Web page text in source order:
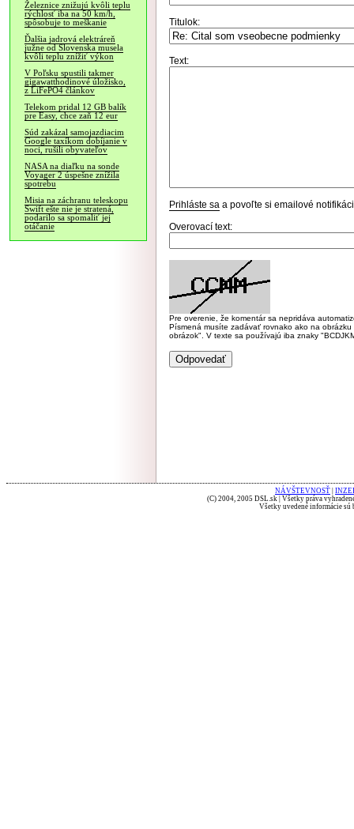
Železnice znižujú kvôli teplu
rýchlosť iba na 50 km/h,
spôsobuje to meškanie
Ďalšia jadrová elektráreň
južne od Slovenska musela
kvôli teplu znížiť výkon
V Poľsku spustili takmer
gigawatthodinové úložisko,
z LiFePO4 článkov
Telekom pridal 12 GB balík
pre Easy, chce zaň 12 eur
Súd zakázal samojazdiacim
Google taxíkom dobíjanie v
noci, rušili obyvateľov
NASA na diaľku na sonde
Voyager 2 úspešne znížila
spotrebu
Misia na záchranu teleskopu
Swift ešte nie je stratená,
podarilo sa spomaliť jej
otáčanie
Titulok:
Text:
Prihláste sa a povoľte si emailové
Overovací text:
Pre overenie, že komentár sa nepridáva
Písmená musíte zadávať rovnako ako na
obrázok". V texte sa používajú iba znaky
NÁVŠTEVNOSŤ
(C) 2004, 2005 DSL.sk | Všetky práva
Všetky uvedené informácie sú